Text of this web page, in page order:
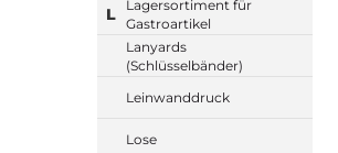
L
Lagersortiment für
Gastroartikel
Lanyards
(Schlüsselbänder)
Leinwanddruck
Lose